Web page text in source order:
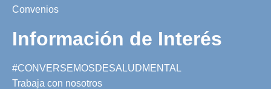
Convenios
Información de Interés
#CONVERSEMOSDESALUDMENTAL
Trabaja con nosotros